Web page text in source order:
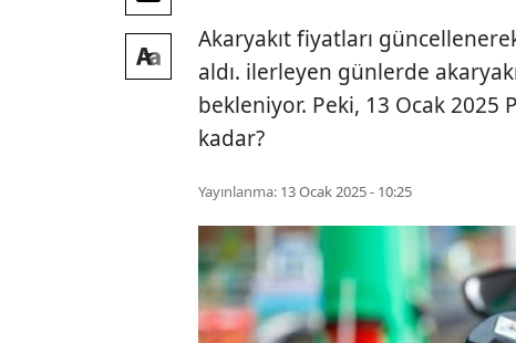
Akaryakıt fiyatları
aldı. ilerleyen günlerde
bekleniyor. Peki, 13 Ocak 2025
kadar?
Yayınlanma: 13 Ocak 2025 - 10:25